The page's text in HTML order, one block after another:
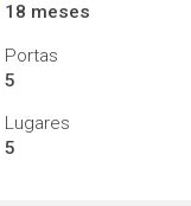
18 meses
Portas
5
Lugares
5